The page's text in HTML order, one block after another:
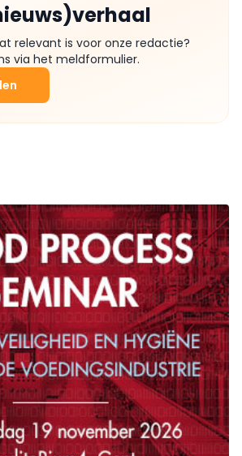
relevant is voor onze redactie?
via het meldformulier.